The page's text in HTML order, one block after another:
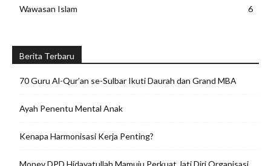
Wawasan Islam
6
Berita Terbaru
70 Guru Al-Qur’an se-Sulbar Ikuti Daurah dan Grand MBA
Ayah Penentu Mental Anak
Kenapa Harmonisasi Kerja Penting?
Monev DPD Hidayatullah Mamuju Perkuat Jati Diri Organisasi